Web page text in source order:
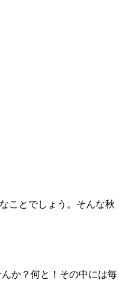
ことでしょう。そんな秋
か？何と！その中には毎